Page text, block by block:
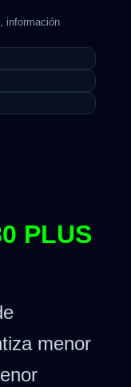
información
PLUS
menor